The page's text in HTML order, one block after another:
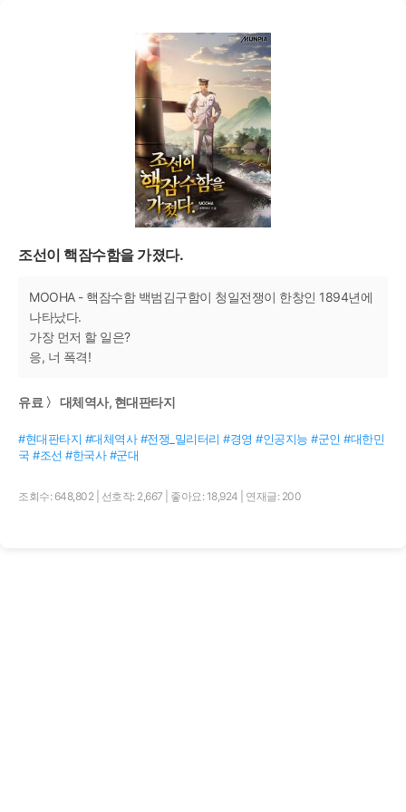
조선이 핵잠수함을 가졌다.
MOOHA - 핵잠수함 백범김구함이 청일전쟁이 한창인 1894년에
나타났다.
가장 먼저 할 일은?
응, 너 폭격!
유료 〉 대체역사, 현대판타지
#현대판타지 #대체역사 #전쟁_밀리터리 #경영 #인공지능 #군인 #대한민
국 #조선 #한국사 #군대
조회수: 648,802 선호작: 2,667 좋아요: 18,924 연재글: 200